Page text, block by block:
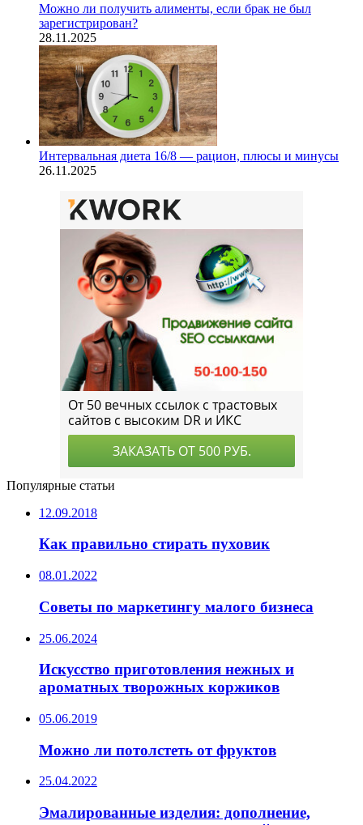
Можно ли получить алименты, если брак не был
зарегистрирован?
28.11.2025
Интервальная диета 16/8 — рацион, плюсы и минусы
26.11.2025
Популярные статьи
12.09.2018
Как правильно стирать пуховик
08.01.2022
Советы по маркетингу малого бизнеса
25.06.2024
Искусство приготовления нежных и
ароматных творожных коржиков
05.06.2019
Можно ли потолстеть от фруктов
25.04.2022
Эмалированные изделия: дополнение,